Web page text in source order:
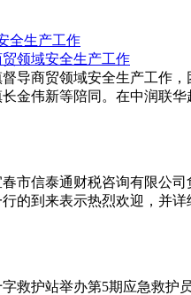
全生产工作
导商贸领域安全生产工作
金伟新等陪同。在中润联
市信泰通财税咨询有限公
的到来表示热烈欢迎，并
救护站举办第5期应急救护